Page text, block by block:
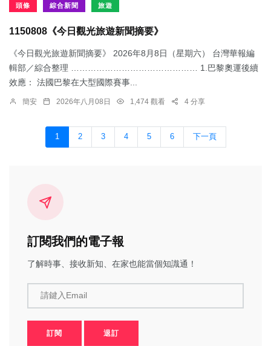
頭條 綜合新聞 旅遊
1150808《今日觀光旅遊新聞摘要》
《今日觀光旅遊新聞摘要》 2026年8月8日（星期六） 台灣華報編
輯部／綜合整理 ……………………………………… 1.​巴黎奧運後續
效應： 法國巴黎在大型國際賽事...
簡安 2026年八月08日 1,474 觀看 4 分享
1 2 3 4 5 6 下一頁
訂閱我們的電子報
了解時事、接收新知、在家也能當個知識通！
請鍵入Email
訂閱 退訂